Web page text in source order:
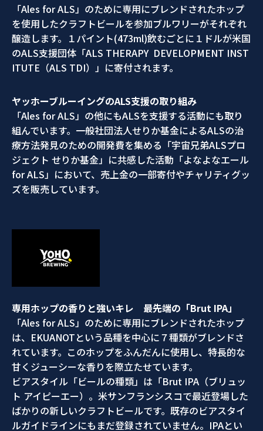
「Ales for ALS」のために専用にブレンドされたホップ
を使用したクラフトビールを参加ブルワリーがそれぞれ
醸造します。１パイント(473ml)飲むごとに１ドルが米国
のALS支援団体「ALS THERAPY DEVELOPMENT INST
ITUTE（ALS TDI）」に寄付されます。
ヤッホーブルーイングのALS支援の取り組み
「Ales for ALS」の他にもALSを支援する活動にも取り
組んでいます。一般社団法人せりか基金によるALSの治
療方法発見のための開発費を集める「宇宙兄弟ALSプロ
ジェクト せりか基金」に共感した活動「よなよなエール
for ALS」において、売上金の一部寄付やチャリティグッ
ズを販売しています。
専用ホップの香りと強いキレ 最先端の「Brut IPA」
「Ales for ALS」のために専用にブレンドされたホップ
は、EKUANOTという品種を中心に７種類がブレンドさ
れています。このホップをふんだんに使用し、特長的な
甘くジューシーな香りを際立たせています。
ビアスタイル「ビールの種類」は「Brut IPA（ブリュッ
ト アイピーエー）。米サンフランシスコで最近登場した
ばかりの新しいクラフトビールです。既存のビアスタイ
ルガイドラインにもまだ登録されていません。IPAとい